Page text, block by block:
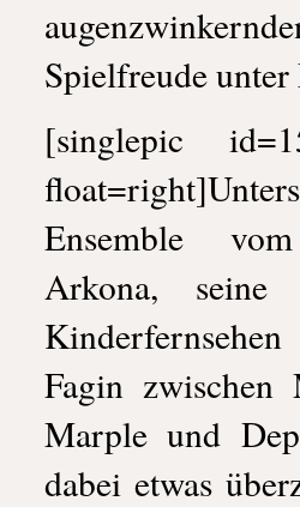
Spielfreude
[singlepic
Ensemble
Arkona,
Fagin zwischen
Marple und
dabei etwas